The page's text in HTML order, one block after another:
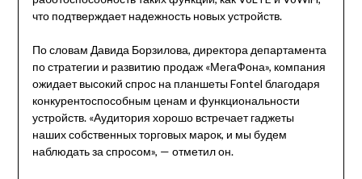
что подтверждает надежность новых устройств.
По словам Давида Борзилова, директора департамента
по стратегии и развитию продаж «МегаФона», компания
ожидает высокий спрос на планшеты Fontel благодаря
конкурентоспособным ценам и функциональности
устройств. «Аудитория хорошо встречает гаджеты
наших собственных торговых марок, и мы будем
наблюдать за спросом», — отметил он.